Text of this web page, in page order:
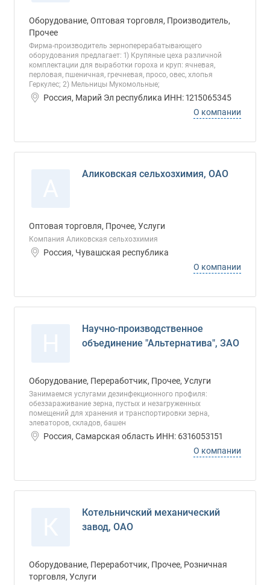
Оборудование, Оптовая торговля, Производитель,
Прочее
Фирма-производитель зерноперерабатывающего
оборудования предлагает: 1) Крупяные цеха различной
комплектации для выработки гороха и круп: ячневая,
перловая, пшеничная, гречневая, просо, овес, хлопья
Геркулес; 2) Мельницы Мукомольные;
Россия, Марий Эл республика ИНН: 1215065345
О компании
Аликовская сельхозхимия, ОАО
Оптовая торговля, Прочее, Услуги
Компания Аликовская сельхозхимия
Россия, Чувашская республика
О компании
Научно-производственное
объединение "Альтернатива", ЗАО
Оборудование, Переработчик, Прочее, Услуги
Занимаемся услугами дезинфекционного профиля:
обеззараживание зерна, пустых и незагруженных
помещений для хранения и транспортировки зерна,
элеваторов, складов, башен
Россия, Самарская область ИНН: 6316053151
О компании
Котельничский механический
завод, ОАО
Оборудование, Переработчик, Прочее, Розничная
торговля, Услуги